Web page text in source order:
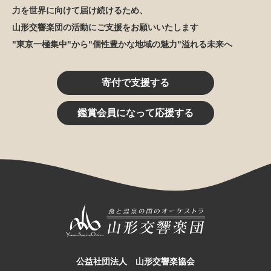
力を世界に向けて届け続けるため、
山形交響楽団の活動にご支援をお願いいたします
"東京一極集中"から"個性豊かな地域の魅力"溢れる未来へ
寄付で支援する
鑑賞会員になって応援する
公益社団法人 山形交響楽協会